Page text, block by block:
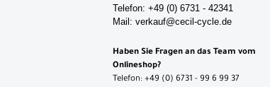
Telefon: +49 (0) 6731 - 42341
Mail: verkauf@cecil-cycle.de
Haben Sie Fragen an das Team vom
Onlineshop?
Telefon: +49 (0) 6731 - 99 6 99 37